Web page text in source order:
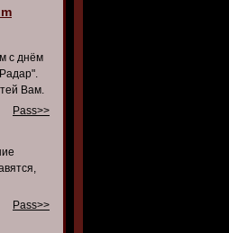
с днём
Вам.
Pass>>
Pass>>